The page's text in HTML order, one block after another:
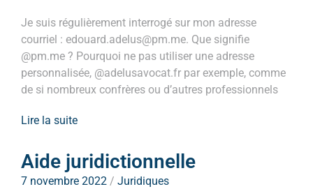
Je suis régulièrement interrogé sur mon adresse
courriel : edouard.adelus@pm.me. Que signifie
@pm.me ? Pourquoi ne pas utiliser une adresse
personnalisée, @adelusavocat.fr par exemple, comme
de si nombreux confrères ou d’autres professionnels
Lire la suite
Aide juridictionnelle
7 novembre 2022 / Juridiques